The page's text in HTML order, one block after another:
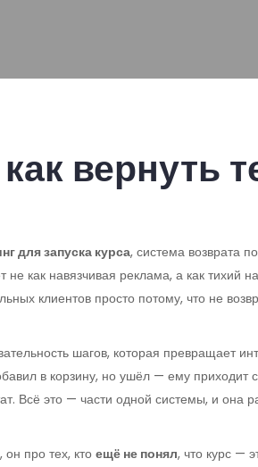
вернуть
для запуска курса, система возврата
не как навязчивая реклама, а как тихий
клиентов просто потому, что не
шагов, которая превращает
в корзину, но ушёл — ему приходит
Всё это — части одной системы, и она
про тех, кто ещё не понял, что курс —